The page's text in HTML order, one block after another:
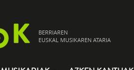
BERRIAREN
EUSKAL MUSIKAREN ATARIA